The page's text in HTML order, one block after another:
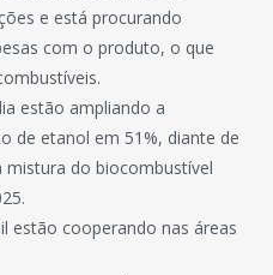
e está procurando
com o produto, o que
estão ampliando a
de etanol em 51%, diante de
do biocombustível
estão cooperando nas áreas